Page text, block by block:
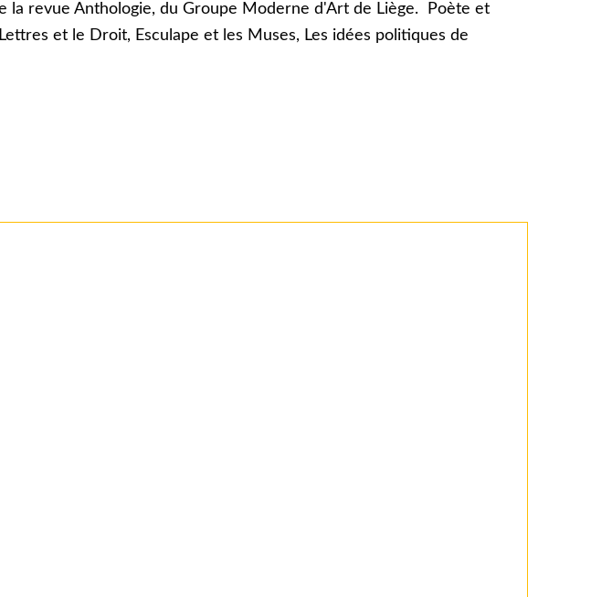
revue Anthologie, du Groupe Moderne d'Art de Liège. Poète et
et le Droit, Esculape et les Muses, Les idées politiques de